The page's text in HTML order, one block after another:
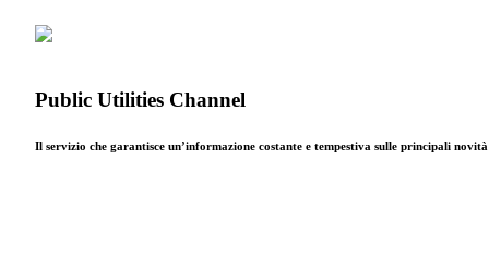
Public Utilities Channel
Il servizio che garantisce un’informazione costante e tempestiva sulle principali